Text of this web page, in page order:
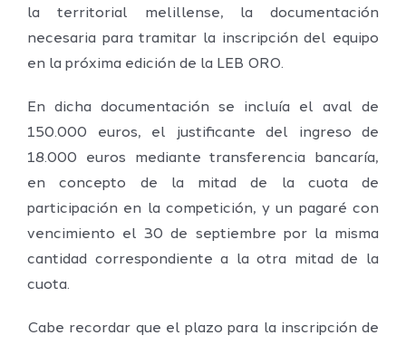
la territorial melillense, la documentación
necesaria para tramitar la inscripción del equipo
en la próxima edición de la LEB ORO.
En dicha documentación se incluía el aval de
150.000 euros, el justificante del ingreso de
18.000 euros mediante transferencia bancaría,
en concepto de la mitad de la cuota de
participación en la competición, y un pagaré con
vencimiento el 30 de septiembre por la misma
cantidad correspondiente a la otra mitad de la
cuota.
Cabe recordar que el plazo para la inscripción de